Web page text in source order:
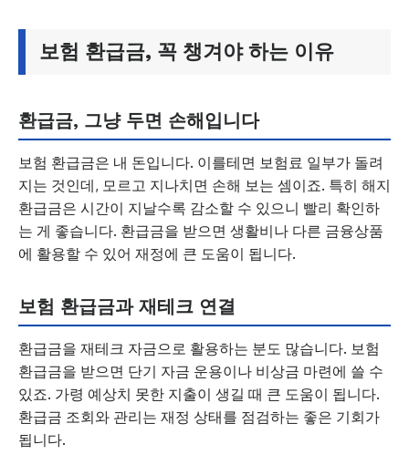
보험 환급금, 꼭 챙겨야 하는 이유
환급금, 그냥 두면 손해입니다
보험 환급금은 내 돈입니다. 이를테면 보험료 일부가 돌려
지는 것인데, 모르고 지나치면 손해 보는 셈이죠. 특히 해지
환급금은 시간이 지날수록 감소할 수 있으니 빨리 확인하
는 게 좋습니다. 환급금을 받으면 생활비나 다른 금융상품
에 활용할 수 있어 재정에 큰 도움이 됩니다.
보험 환급금과 재테크 연결
환급금을 재테크 자금으로 활용하는 분도 많습니다. 보험
환급금을 받으면 단기 자금 운용이나 비상금 마련에 쓸 수
있죠. 가령 예상치 못한 지출이 생길 때 큰 도움이 됩니다.
환급금 조회와 관리는 재정 상태를 점검하는 좋은 기회가
됩니다.